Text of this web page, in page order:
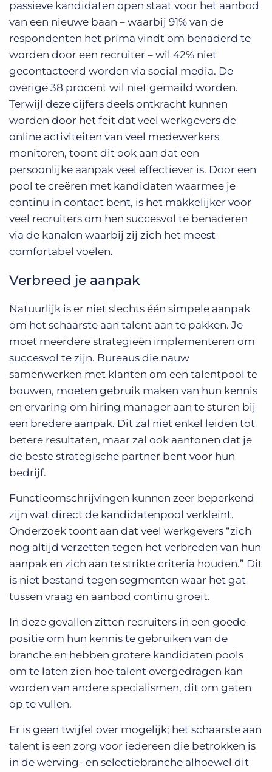
passieve kandidaten open staat voor het aanbod
van een nieuwe baan – waarbij 91% van de
respondenten het prima vindt om benaderd te
worden door een recruiter – wil 42% niet
gecontacteerd worden via social media. De
overige 38 procent wil niet gemaild worden.
Terwijl deze cijfers deels ontkracht kunnen
worden door het feit dat veel werkgevers de
online activiteiten van veel medewerkers
monitoren, toont dit ook aan dat een
persoonlijke aanpak veel effectiever is. Door een
pool te creëren met kandidaten waarmee je
continu in contact bent, is het makkelijker voor
veel recruiters om hen succesvol te benaderen
via de kanalen waarbij zij zich het meest
comfortabel voelen.
Verbreed je aanpak
Natuurlijk is er niet slechts één simpele aanpak
om het schaarste aan talent aan te pakken. Je
moet meerdere strategieën implementeren om
succesvol te zijn. Bureaus die nauw
samenwerken met klanten om een talentpool te
bouwen, moeten gebruik maken van hun kennis
en ervaring om hiring manager aan te sturen bij
een bredere aanpak. Dit zal niet enkel leiden tot
betere resultaten, maar zal ook aantonen dat je
de beste strategische partner bent voor hun
bedrijf.
Functieomschrijvingen kunnen zeer beperkend
zijn wat direct de kandidatenpool verkleint.
Onderzoek toont aan dat veel werkgevers “zich
nog altijd verzetten tegen het verbreden van hun
aanpak en zich aan te strikte criteria houden.” Dit
is niet bestand tegen segmenten waar het gat
tussen vraag en aanbod continu groeit.
In deze gevallen zitten recruiters in een goede
positie om hun kennis te gebruiken van de
branche en hebben grotere kandidaten pools
om te laten zien hoe talent overgedragen kan
worden van andere specialismen, dit om gaten
op te vullen.
Er is geen twijfel over mogelijk; het schaarste aan
talent is een zorg voor iedereen die betrokken is
in de werving- en selectiebranche alhoewel dit